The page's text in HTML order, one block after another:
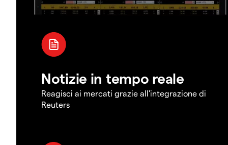
Notizie in tempo reale
Reagisci ai mercati grazie all'integrazione di
Reuters